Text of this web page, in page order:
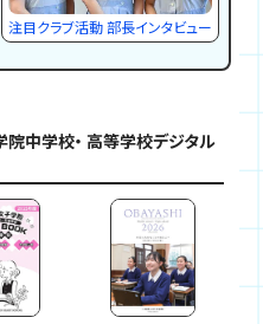
注目クラブ活動 部長インタビュー
中学校・ 高等学校デジタル